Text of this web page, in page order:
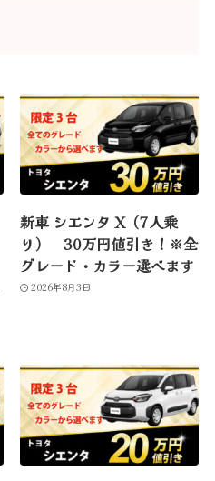
新車 シエンタ X（7人乗
り） 30万円値引き！※全
グレード・カラー選べます
2026年8月3日